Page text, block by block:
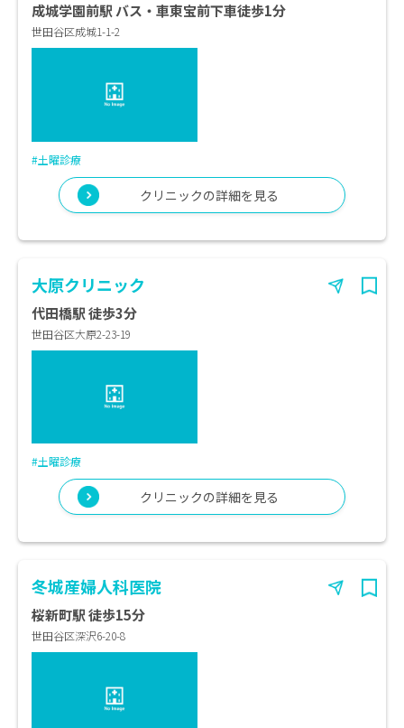
成城学園前駅 バス・車東宝前下車徒歩1分
世田谷区成城1-1-2
#土曜診療
クリニックの詳細を見る
大原クリニック
代田橋駅 徒歩3分
世田谷区大原2-23-19
#土曜診療
クリニックの詳細を見る
冬城産婦人科医院
桜新町駅 徒歩15分
世田谷区深沢6-20-8